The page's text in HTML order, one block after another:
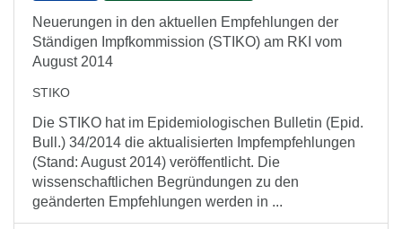
Neuerungen in den aktuellen Empfehlungen der
Ständigen Impfkommission (STIKO) am RKI vom
August 2014
STIKO
Die STIKO hat im Epidemiologischen Bulletin (Epid.
Bull.) 34/2014 die aktualisierten Impfempfehlungen
(Stand: August 2014) veröffentlicht. Die
wissenschaftlichen Begründungen zu den
geänderten Empfehlungen werden in ...